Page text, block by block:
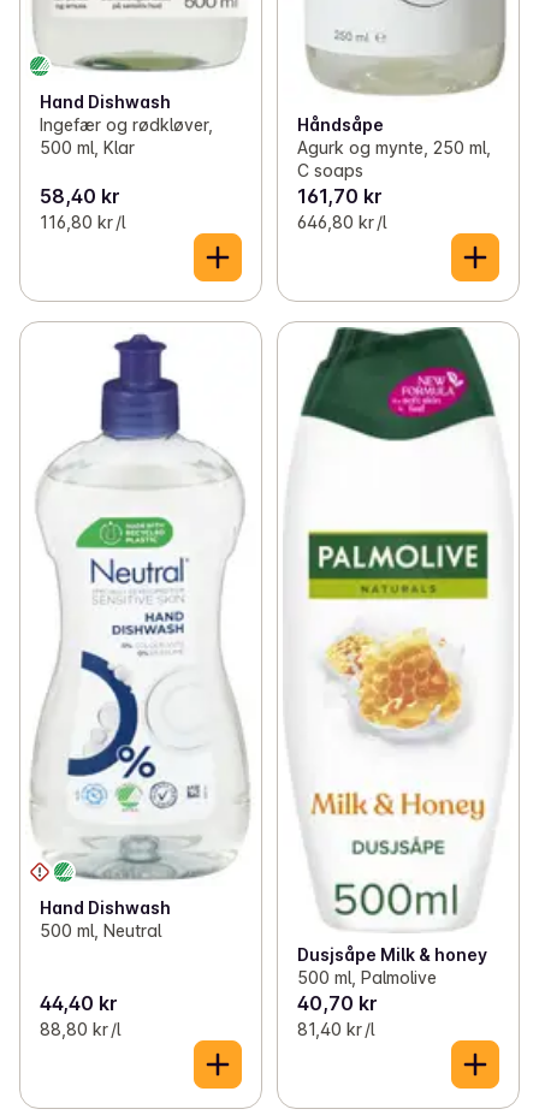
Hand Dishwash
Ingefær og rødkløver,
500 ml, Klar
58,40 kr
116,80 kr /l
Håndsåpe
Agurk og mynte, 250 ml,
C soaps
161,70 kr
646,80 kr /l
Hand Dishwash
500 ml, Neutral
44,40 kr
88,80 kr /l
Dusjsåpe Milk & honey
500 ml, Palmolive
40,70 kr
81,40 kr /l